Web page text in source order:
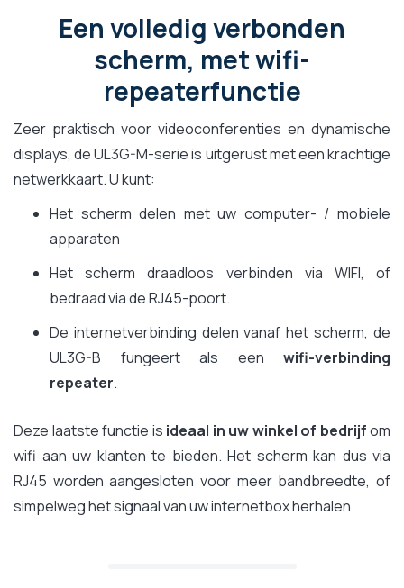
Een volledig verbonden
scherm, met wifi-
repeaterfunctie
Zeer praktisch voor videoconferenties en dynamische
displays, de UL3G-M-serie is uitgerust met een krachtige
netwerkkaart. U kunt:
Het scherm delen met uw computer- / mobiele
apparaten
Het scherm draadloos verbinden via WIFI, of
bedraad via de RJ45-poort.
De internetverbinding delen vanaf het scherm, de
UL3G-B fungeert als een wifi-verbinding
repeater.
Deze laatste functie is ideaal in uw winkel of bedrijfom
wifi aan uw klanten te bieden. Het scherm kan dus via
RJ45 worden aangesloten voor meer bandbreedte, of
simpelweg het signaal van uw internetbox herhalen.